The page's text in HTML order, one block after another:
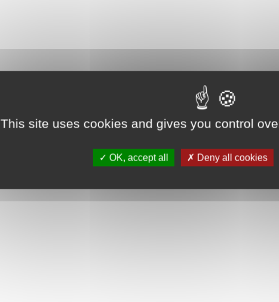
This site uses cookies and gives you control
OK, accept all Deny all cookies